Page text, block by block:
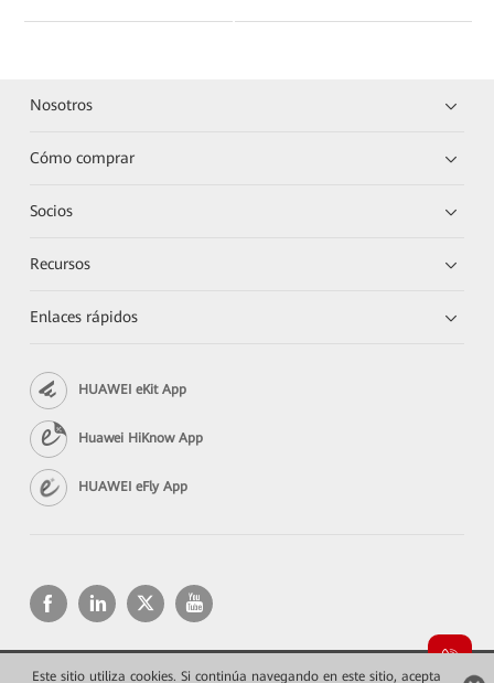
Este sitio utiliza cookies. Si continúa navegando en este sitio, acepta
Nosotros
Cómo comprar
Socios
Recursos
Enlaces rápidos
HUAWEI eKit App
Huawei HiKnow App
HUAWEI eFly App
Copyright © 2026 Huawei Technologies Co., Ltd. Todos los derechos reservados.